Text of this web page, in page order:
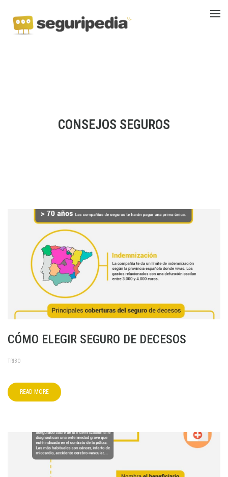
CONSEJOS SEGUROS
CÓMO ELEGIR SEGURO DE DECESOS
TRIBO
READ MORE